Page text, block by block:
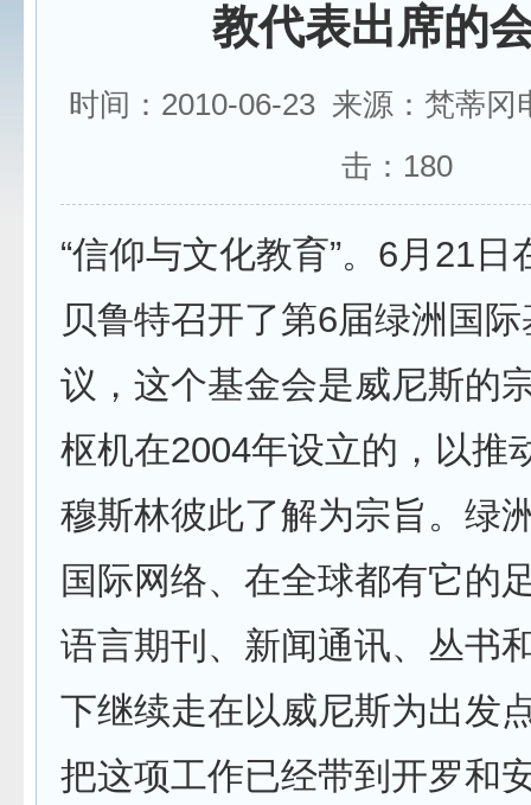
教代表出席的
时间：2010-06-23 来源：梵蒂
击： 180
“信仰与文化教育”。6月21日
贝鲁特召开了第6届绿洲国
议，这个基金会是威尼斯的
枢机在2004年设立的，以推
穆斯林彼此了解为宗旨。绿
国际网络、在全球都有它的
语言期刊、新闻通讯、丛书
下继续走在以威尼斯为出发
把这项工作已经带到开罗和